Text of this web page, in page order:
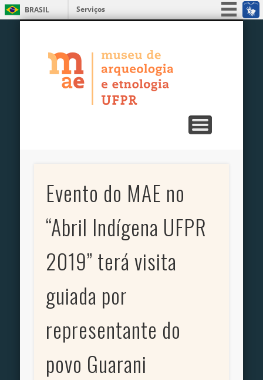
BRASIL
Serviços
Acesso à informação
Legislação
MAE – Museu
de Arqueologia
UFPR
Evento do MAE no
“Abril Indígena UFPR
2019” terá visita
guiada por
representante do
povo Guarani